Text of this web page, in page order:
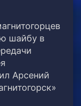
шайбу в
Арсений